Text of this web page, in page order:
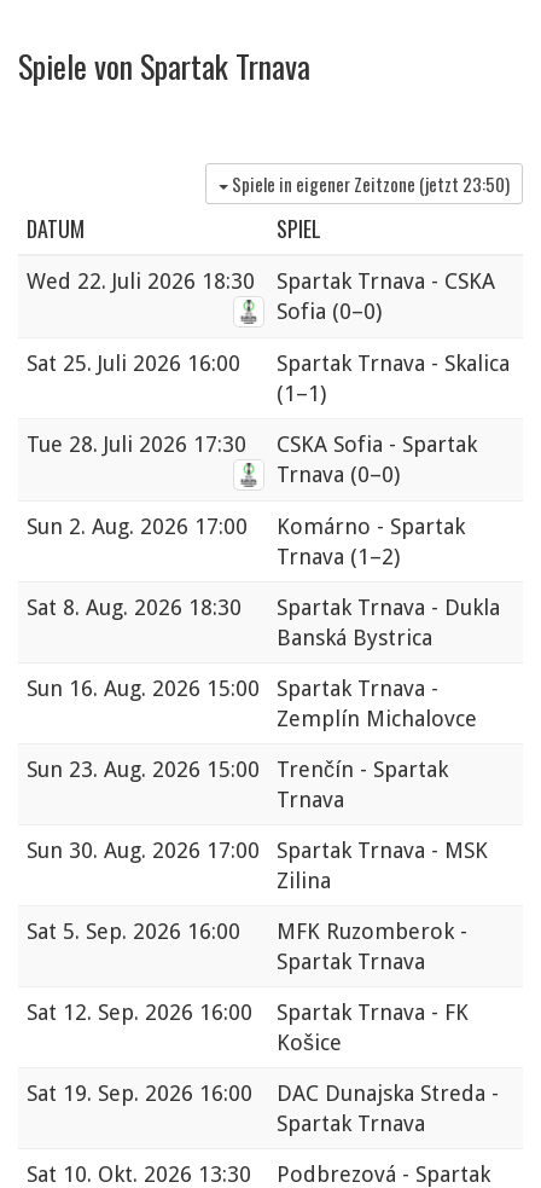
Spiele von Spartak Trnava
Spiele in eigener Zeitzone (jetzt 23:50)
DATUM SPIEL
Wed 22. Juli 2026 18:30
Spartak Trnava - CSKA
Sofia (0–0)
Sat 25. Juli 2026 16:00
Spartak Trnava - Skalica
(1–1)
Tue 28. Juli 2026 17:30
CSKA Sofia - Spartak
Trnava (0–0)
Sun 2. Aug. 2026 17:00
Komárno - Spartak
Trnava (1–2)
Sat 8. Aug. 2026 18:30
Spartak Trnava - Dukla
Banská Bystrica
Sun 16. Aug. 2026 15:00
Spartak Trnava -
Zemplín Michalovce
Sun 23. Aug. 2026 15:00
Trenčín - Spartak
Trnava
Sun 30. Aug. 2026 17:00
Spartak Trnava - MSK
Zilina
Sat 5. Sep. 2026 16:00
MFK Ruzomberok -
Spartak Trnava
Sat 12. Sep. 2026 16:00
Spartak Trnava - FK
Košice
Sat 19. Sep. 2026 16:00
DAC Dunajska Streda -
Spartak Trnava
Sat 10. Okt. 2026 13:30 Podbrezová - Spartak